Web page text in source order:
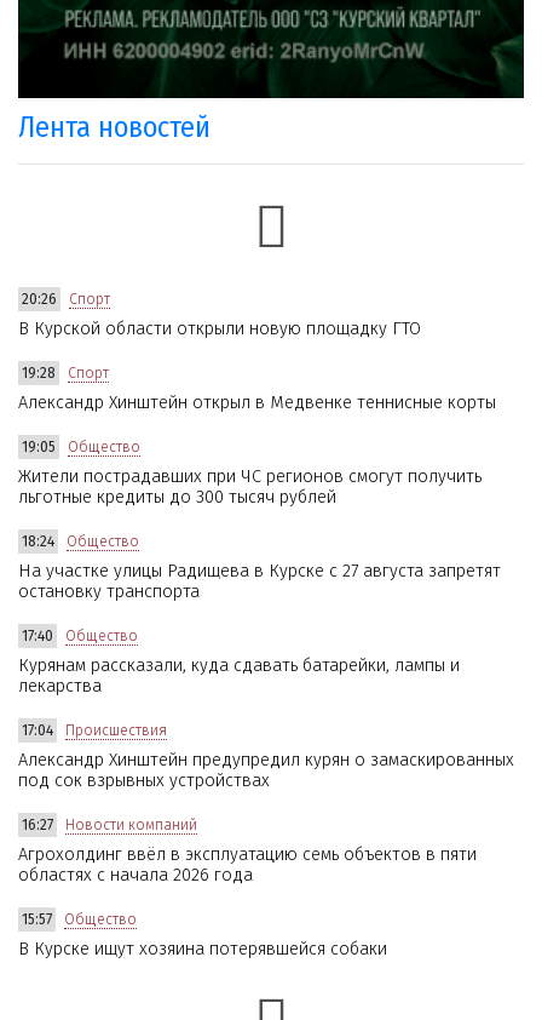
Лента новостей
20:26 Спорт
В Курской области открыли новую площадку ГТО
19:28 Спорт
Александр Хинштейн открыл в Медвенке теннисные корты
19:05 Общество
Жители пострадавших при ЧС регионов смогут получить
льготные кредиты до 300 тысяч рублей
18:24 Общество
На участке улицы Радищева в Курске с 27 августа запретят
остановку транспорта
17:40 Общество
Курянам рассказали, куда сдавать батарейки, лампы и
лекарства
17:04 Происшествия
Александр Хинштейн предупредил курян о замаскированных
под сок взрывных устройствах
16:27 Новости компаний
Агрохолдинг ввёл в эксплуатацию семь объектов в пяти
областях с начала 2026 года
15:57 Общество
В Курске ищут хозяина потерявшейся собаки